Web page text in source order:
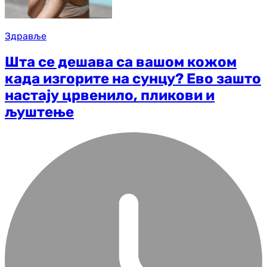
Здравље
Шта се дешава са вашом кожом
када изгорите на сунцу? Ево зашто
настају црвенило, пликови и
љуштење